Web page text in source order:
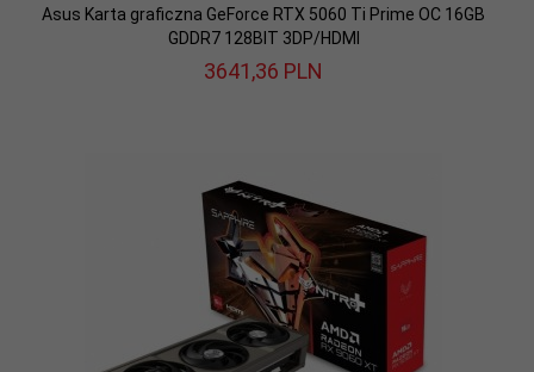
Asus Karta graficzna GeForce RTX 5060 Ti Prime OC 16GB
GDDR7 128BIT 3DP/HDMI
3641,36 PLN